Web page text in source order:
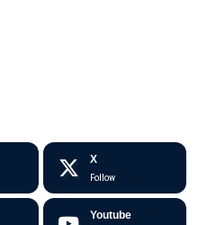
X
Follow
Youtube